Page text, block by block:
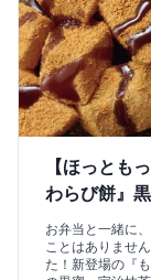
【ほっとも
わらび餅』
お弁当と一緒に
ことはありませ
た！新登場の『